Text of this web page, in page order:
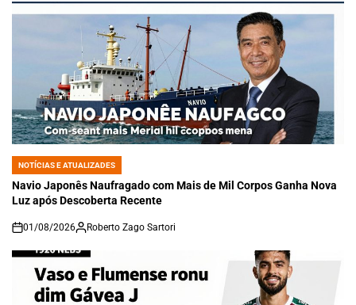
POSTED
IN
NOTÍCIAS E ATUALIZADES
Navio Japonês Naufragado com Mais de Mil Corpos Ganha Nova
Luz após Descoberta Recente
on
01/08/2026 Roberto Zago Sartori